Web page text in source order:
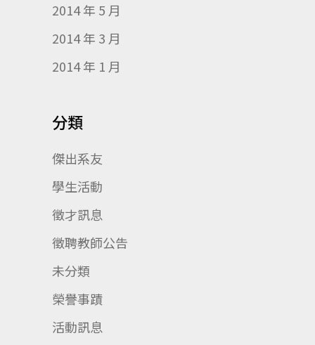
2014 年 5 月
2014 年 3 月
2014 年 1 月
分類
傑出系友
學生活動
徵才訊息
徵聘教師公告
未分類
榮譽事蹟
活動訊息